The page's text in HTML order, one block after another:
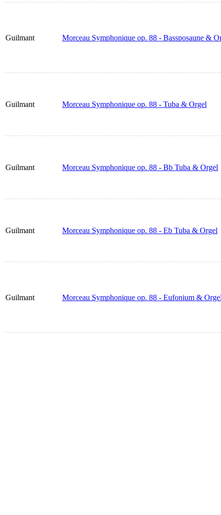
Guilmant Morceau Symphonique op. 88 - Bassposaune &
Guilmant Morceau Symphonique op. 88 - Tuba & Orgel
Guilmant Morceau Symphonique op. 88 - Bb Tuba & Orgel
Guilmant Morceau Symphonique op. 88 - Eb Tuba & Orgel
Guilmant Morceau Symphonique op. 88 - Eufonium &